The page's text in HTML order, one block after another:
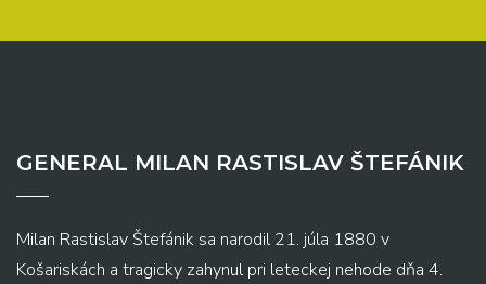
GENERAL MILAN RASTISLAV ŠTEFÁNIK
Milan Rastislav Štefánik sa narodil 21. júla 1880 v
Košariskách a tragicky zahynul pri leteckej nehode dňa 4.